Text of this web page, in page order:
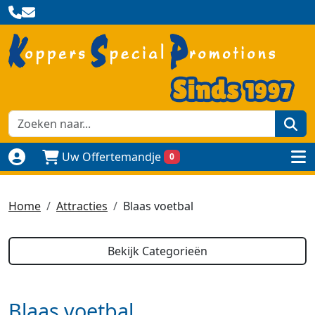
Naar login paginaUw Offertemandje 0
Home Attracties Blaas voetbal
Bekijk Categorieën